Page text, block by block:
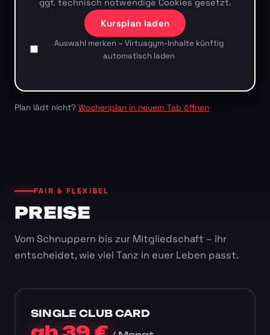
ggf. technisch notwendige Cookies gesetzt.
Kursplan laden
Auswahl merken – Virtuagym-Inhalte künftig
automatisch laden
Plan lädt nicht? Wochenplan in neuem Tab öffnen
FAIR & FLEXIBEL
PREISE
Vom Schnuppern bis zur Mitgliedschaft – ihr
entscheidet, wie viel Tanz in euer Leben passt.
SINGLE CLUB CARD